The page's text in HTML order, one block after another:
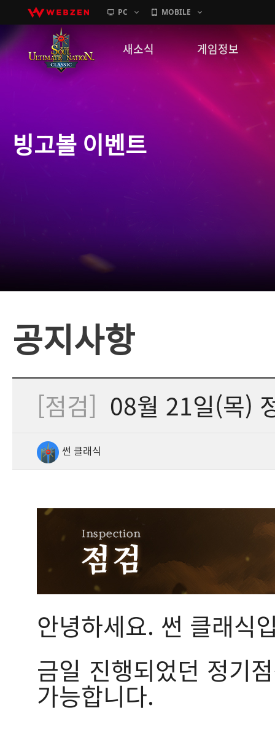
PC MOBILE
새소식
GM노트
게임정보
캐릭터소개
빙고볼 이벤트
공지사항
[점검] 08월 21일(목)
썬 클래식
안녕하세요. 썬 클래식
금일 진행되었던 정기
가능합니다.